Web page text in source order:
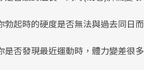
起時的硬度是否無法與過去同日
否發現最近運動時，體力變差很